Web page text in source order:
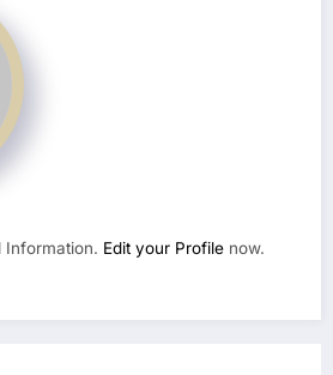
Information. Edit your Profile now.